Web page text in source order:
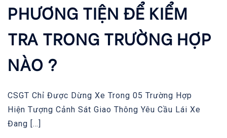
PHƯƠNG TIỆN ĐỂ KIỂM
TRA TRONG TRƯỜNG HỢP
NÀO ?
CSGT Chỉ Được Dừng Xe Trong 05 Trường Hợp
Hiện Tượng Cảnh Sát Giao Thông Yêu Cầu Lái Xe
Đang […]